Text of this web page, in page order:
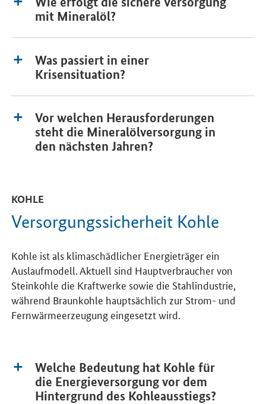
mit Mineralöl?
Was passiert in einer
Krisensituation?
Vor welchen Herausforderungen
steht die Mineralölversorgung in
den nächsten Jahren?
KOHLE
Versorgungssicherheit Kohle
Kohle ist als klimaschädlicher Energieträger ein
Auslaufmodell. Aktuell sind Hauptverbraucher von
Steinkohle die Kraftwerke sowie die Stahlindustrie,
während Braunkohle hauptsächlich zur Strom- und
Fernwärmeerzeugung eingesetzt wird.
Welche Bedeutung hat Kohle für
die Energieversorgung vor dem
Hintergrund des Kohleausstiegs?